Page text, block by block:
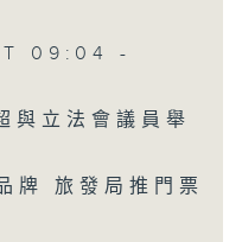
09:04 -
與立法會議員舉
牌 旅發局推門票